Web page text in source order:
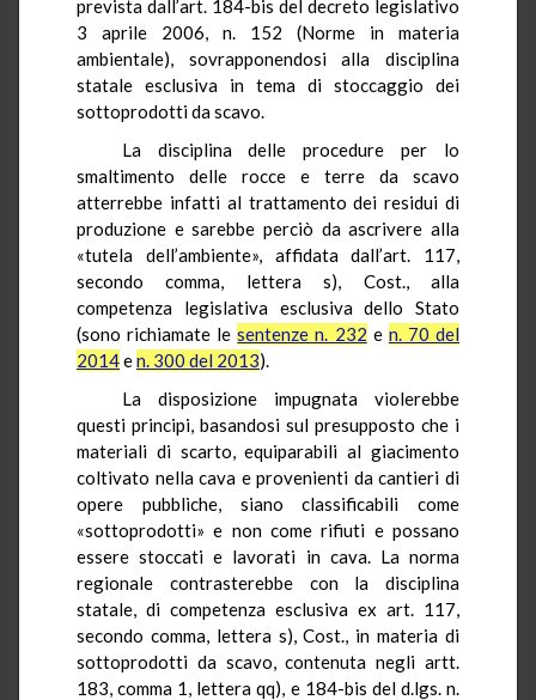
prevista dall’art. 184-bis del decreto legislativo
3 aprile 2006, n. 152 (Norme in materia
ambientale), sovrapponendosi alla disciplina
statale esclusiva in tema di stoccaggio dei
sottoprodotti da scavo.
La disciplina delle procedure per lo
smaltimento delle rocce e terre da scavo
atterrebbe infatti al trattamento dei residui di
produzione e sarebbe perciò da ascrivere alla
«tutela dell’ambiente», affidata dall’art. 117,
secondo comma, lettera s), Cost., alla
competenza legislativa esclusiva dello Stato
(sono richiamate lesentenze n. 232 e n. 70 del
2014en. 300 del 2013).
La disposizione impugnata violerebbe
questi principi, basandosi sul presupposto che i
materiali di scarto, equiparabili al giacimento
coltivato nella cava e provenienti da cantieri di
opere pubbliche, siano classificabili come
«sottoprodotti» e non come rifiuti e possano
essere stoccati e lavorati in cava. La norma
regionale contrasterebbe con la disciplina
statale, di competenza esclusiva ex art. 117,
secondo comma, lettera s), Cost., in materia di
sottoprodotti da scavo, contenuta negli artt.
183, comma 1, letteraqq), e 184-bis del d.lgs. n.